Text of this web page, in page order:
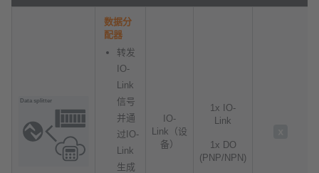
数据分
配器
转发
IO-
Link
信号
并通
过IO-
Link
生成
IO-
Link（设
备）
1x IO-
Link
1x DO
(PNP/NPN)